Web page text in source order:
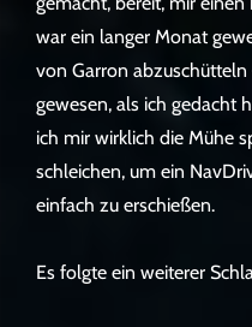
war ein langer Monat
von Garron
gewesen, als ich gedacht
ich mir wirklich die Mühe
schleichen, um ein
einfach zu erschießen.
Es folgte ein weiterer